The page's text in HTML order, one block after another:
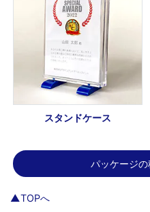
スタンドケース
パッケージ
▲TOPへ